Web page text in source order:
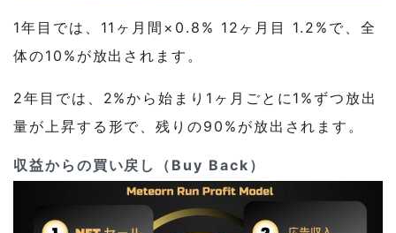
1年目では、11ヶ月間×0.8% 12ヶ月目 1.2%で、全
体の10%が放出されます。
2年目では、2%から始まり1ヶ月ごとに1%ずつ放出
量が上昇する形で、残りの90%が放出されます。
収益からの買い戻し（Buy Back）